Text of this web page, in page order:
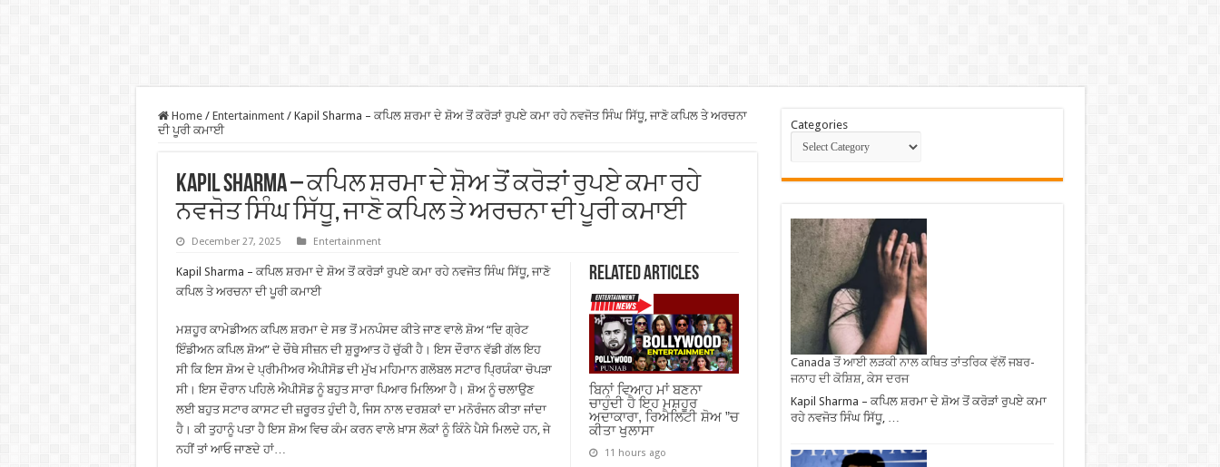
Home / Entertainment / Kapil Sharma – ਕਪਿਲ ਸ਼ਰਮਾ ਦੇ ਸ਼ੋਅ ਤੋਂ ਕਰੋੜਾਂ ਰੁਪਏ ਕਮਾ ਰਹੇ ਨਵਜੋਤ ਸਿੰਘ ਸਿੱਧੂ, ਜਾਣੋ ਕਪਿਲ ਤੇ ਅਰਚਨਾ
ਦੀ ਪੂਰੀ ਕਮਾਈ
Kapil Sharma – ਕਪਿਲ ਸ਼ਰਮਾ ਦੇ ਸ਼ੋਅ ਤੋਂ ਕਰੋੜਾਂ ਰੁਪਏ ਕਮਾ ਰਹੇ
ਨਵਜੋਤ ਸਿੰਘ ਸਿੱਧੂ, ਜਾਣੋ ਕਪਿਲ ਤੇ ਅਰਚਨਾ ਦੀ ਪੂਰੀ ਕਮਾਈ
December 27, 2025 Entertainment
Related Articles
ਬਿਨਾਂ ਵਿਆਹ ਮਾਂ ਬਣਨਾ
ਚਾਹੁੰਦੀ ਹੈ ਇਹ ਮਸ਼ਹੂਰ
ਅਦਾਕਾਰਾ, ਰਿਐਲਿਟੀ ਸ਼ੋਅ ”ਚ
ਕੀਤਾ ਖੁਲਾਸਾ
11 hours ago
Kapil Sharma – ਕਪਿਲ ਸ਼ਰਮਾ ਦੇ ਸ਼ੋਅ ਤੋਂ ਕਰੋੜਾਂ ਰੁਪਏ ਕਮਾ ਰਹੇ ਨਵਜੋਤ ਸਿੰਘ ਸਿੱਧੂ, ਜਾਣੋ
ਕਪਿਲ ਤੇ ਅਰਚਨਾ ਦੀ ਪੂਰੀ ਕਮਾਈ
ਮਸ਼ਹੂਰ ਕਾਮੇਡੀਅਨ ਕਪਿਲ ਸ਼ਰਮਾ ਦੇ ਸਭ ਤੋਂ ਮਨਪੰਸਦ ਕੀਤੇ ਜਾਣ ਵਾਲੇ ਸ਼ੋਅ “ਦਿ ਗ੍ਰੇਟ
ਇੰਡੀਅਨ ਕਪਿਲ ਸ਼ੋਅ” ਦੇ ਚੌਥੇ ਸੀਜ਼ਨ ਦੀ ਸ਼ੁਰੂਆਤ ਹੋ ਚੁੱਕੀ ਹੈ। ਇਸ ਦੌਰਾਨ ਵੱਡੀ ਗੱਲ ਇਹ
ਸੀ ਕਿ ਇਸ ਸ਼ੋਅ ਦੇ ਪ੍ਰੀਮੀਅਰ ਐਪੀਸੋਡ ਦੀ ਮੁੱਖ ਮਹਿਮਾਨ ਗਲੋਬਲ ਸਟਾਰ ਪ੍ਰਿਯੰਕਾ ਚੋਪੜਾ
ਸੀ। ਇਸ ਦੌਰਾਨ ਪਹਿਲੇ ਐਪੀਸੋਡ ਨੂੰ ਬਹੁਤ ਸਾਰਾ ਪਿਆਰ ਮਿਲਿਆ ਹੈ। ਸ਼ੋਅ ਨੂੰ ਚਲਾਉਣ
ਲਈ ਬਹੁਤ ਸਟਾਰ ਕਾਸਟ ਦੀ ਜ਼ਰੂਰਤ ਹੁੰਦੀ ਹੈ, ਜਿਸ ਨਾਲ ਦਰਸ਼ਕਾਂ ਦਾ ਮਨੋਰੰਜਨ ਕੀਤਾ ਜਾਂਦਾ
ਹੈ। ਕੀ ਤੁਹਾਨੂੰ ਪਤਾ ਹੈ ਇਸ ਸ਼ੋਅ ਵਿਚ ਕੰਮ ਕਰਨ ਵਾਲੇ ਖ਼ਾਸ ਲੋਕਾਂ ਨੂੰ ਕਿੰਨੇ ਪੈਸੇ ਮਿਲਦੇ ਹਨ, ਜੇ
ਨਹੀਂ ਤਾਂ ਆਓ ਜਾਣਦੇ ਹਾਂ…
Categories
Canada ਤੋਂ ਆਈ ਲੜਕੀ ਨਾਲ ਕਥਿਤ ਤਾਂਤਰਿਕ ਵੱਲੋਂ ਜਬਰ-
ਜਨਾਹ ਦੀ ਕੋਸ਼ਿਸ਼, ਕੇਸ ਦਰਜ
Kapil Sharma – ਕਪਿਲ ਸ਼ਰਮਾ ਦੇ ਸ਼ੋਅ ਤੋਂ ਕਰੋੜਾਂ ਰੁਪਏ ਕਮਾ
ਰਹੇ ਨਵਜੋਤ ਸਿੰਘ ਸਿੱਧੂ, …